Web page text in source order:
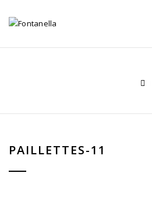
PAILLETTES-11